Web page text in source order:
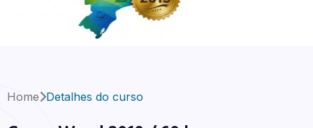
Home Detalhes do curso